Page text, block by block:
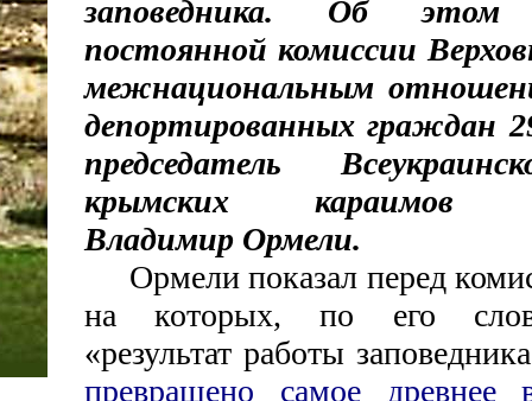
заповедника. Об этом
постоянной комиссии
межнациональным
депортированных граждан
председатель
крымских караимов
Владимир Ормели.
Ормели показал перед
на которых, по его
«результат работы
превращено самое древнее